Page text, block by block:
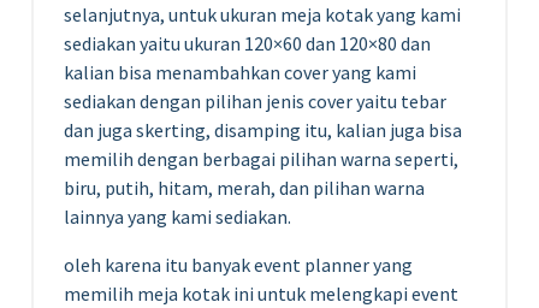
selanjutnya, untuk ukuran meja kotak yang kami
sediakan yaitu ukuran 120×60 dan 120×80 dan
kalian bisa menambahkan cover yang kami
sediakan dengan pilihan jenis cover yaitu tebar
dan juga skerting, disamping itu, kalian juga bisa
memilih dengan berbagai pilihan warna seperti,
biru, putih, hitam, merah, dan pilihan warna
lainnya yang kami sediakan.
oleh karena itu banyak event planner yang
memilih meja kotak ini untuk melengkapi event